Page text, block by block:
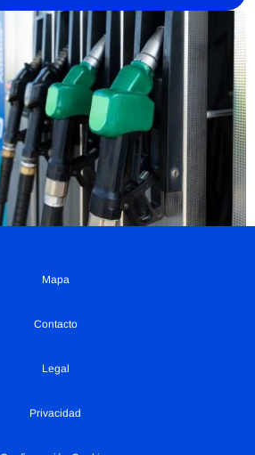
Mapa
Contacto
Legal
Privacidad